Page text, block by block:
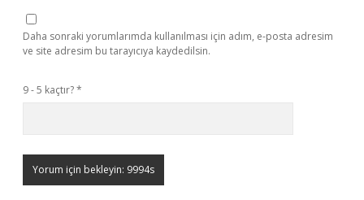
Daha sonraki yorumlarımda kullanılması için adım, e-posta adresim
ve site adresim bu tarayıcıya kaydedilsin.
9 - 5 kaçtır?*